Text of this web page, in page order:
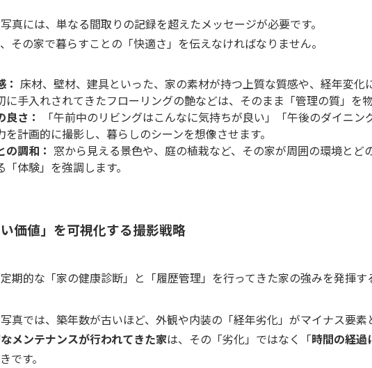
真には、単なる間取りの記録を超えたメッセージが必要です。
その家で暮らすことの「快適さ」を伝えなければなりません。
床材、壁材、建具といった、家の素材が持つ上質な質感や、経年変化
に手入れされてきたフローリングの艶などは、そのまま「管理の質」を物
良さ：
「午前中のリビングはこんなに気持ちが良い」「午後のダイニ
を計画的に撮影し、暮らしのシーンを想像させます。
調和： 窓から見える景色や、庭の植栽など、その家が周囲の環境と
「体験」を強調します。
価値」を可視化する撮影戦略
期的な「家の健康診断」と「履歴管理」を行ってきた家の強みを発揮す
真では、築年数が古いほど、外観や内装の「経年劣化」がマイナス要素
メンテナンスが行われてきた家は、その「劣化」ではなく「時間の経過
です。